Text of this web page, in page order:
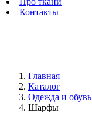
Контакты
Главная
Каталог
Одежда и обувь
Шарфы